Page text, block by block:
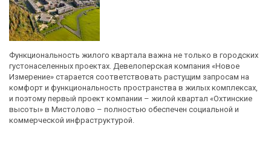
Функциональность жилого квартала важна не только в городских
густонаселенных проектах. Девелоперская компания «Новое
Измерение» старается соответствовать растущим запросам на
комфорт и функциональность пространства в жилых комплексах,
и поэтому первый проект компании – жилой квартал «Охтинские
высоты» в Мистолово – полностью обеспечен социальной и
коммерческой инфраструктурой.